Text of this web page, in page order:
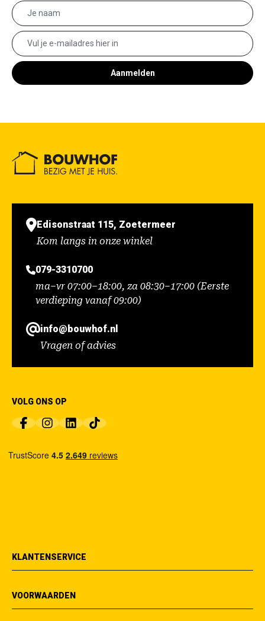
Aanmelden
Edisonstraat 115, Zoetermeer
Kom langs in onze winkel
079-3310700
ma–vr 07:00–18:00, za 08:30–17:00 (Eerste
verdieping vanaf 09:00)
info@bouwhof.nl
Vragen of advies
VOLG ONS OP
KLANTENSERVICE
VOORWAARDEN